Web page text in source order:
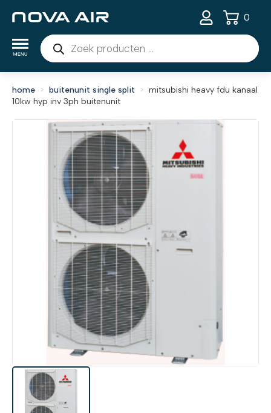
Producten
zoeken
0
home buitenunit single split
mitsubishi heavy fdu kanaal
10kw hyp inv 3ph buitenunit